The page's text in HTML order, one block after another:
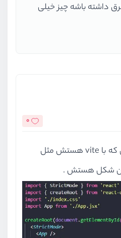
داشته باشه چیز خیلی
0
سلام صفحه mani.jsx من که با vite هستش مثل
شکل هستش .